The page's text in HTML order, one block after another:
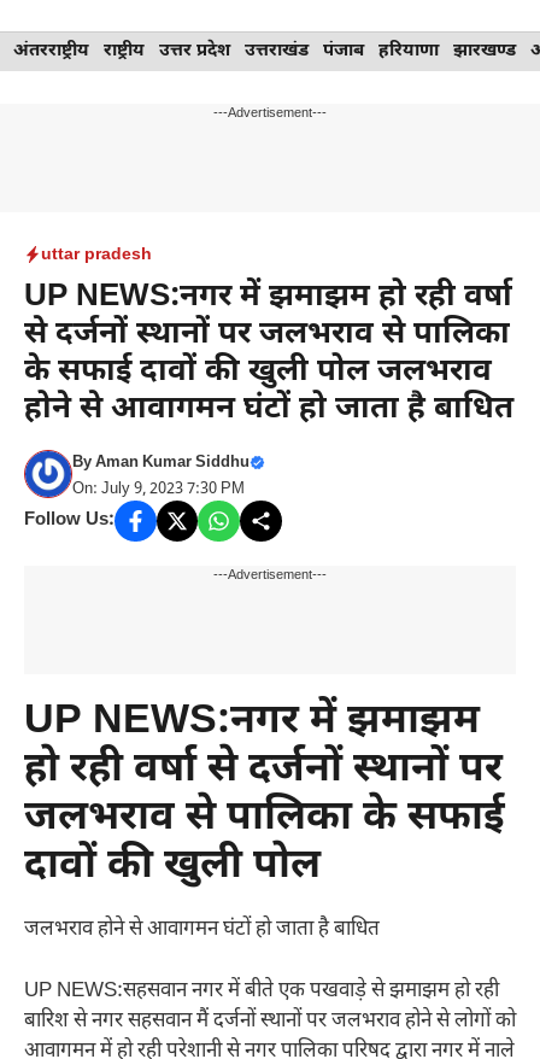
Skip
to
अंतरराष्ट्रीय राष्ट्रीय उत्तर प्रदेश उत्तराखंड पंजाब हरियाणा झारखण्ड
---Advertisement---
uttar pradesh
UP NEWS:नगर में झमाझम हो रही वर्षा
से दर्जनों स्थानों पर जलभराव से पालिका
के सफाई दावों की खुली पोल जलभराव
होने से आवागमन घंटों हो जाता है बाधित
ByAman Kumar Siddhu
On: July 9, 2023 7:30 PM
Follow Us:
---Advertisement---
UP NEWS:नगर में झमाझम
हो रही वर्षा से दर्जनों स्थानों पर
जलभराव से पालिका के सफाई
दावों की खुली पोल
जलभराव होने से आवागमन घंटों हो जाता है बाधित
UP NEWS:सहसवान नगर में बीते एक पखवाड़े से झमाझम हो रही
बारिश से नगर सहसवान मैं दर्जनों स्थानों पर जलभराव होने से लोगों को
आवागमन में हो रही परेशानी से नगर पालिका परिषद द्वारा नगर में नाले